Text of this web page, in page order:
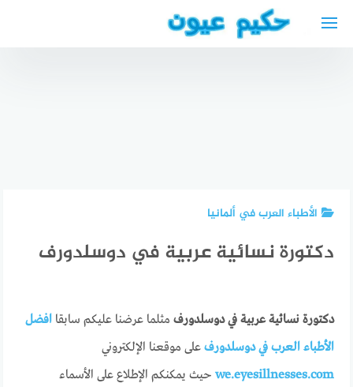
الأطباء العرب في ألمانيا
دكتورة نسائية عربية في دوسلدورف
دكتورة نسائية عربية في دوسلدورف مثلما عرضنا عليكم سابقاافضل
الأطباء العرب في دوسلدورف على موقعنا الإلكتروني
we.eyesillnesses.com حيث يمكنكم الإطلاع على الأسماء